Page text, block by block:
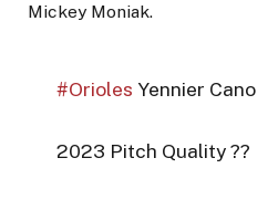
Mickey Moniak.
#Orioles Yennier Cano
2023 Pitch Quality ??